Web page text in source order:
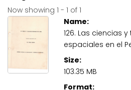
Now showing 1 - 1 of 1
Name:
126. Las ciencias
espaciales en el
Size:
103.35 MB
Format: